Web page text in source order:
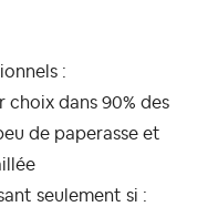
:
choix dans 90% des
de paperasse et
seulement si :